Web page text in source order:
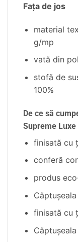
Faţa de jos
material
g/mp
vată din
stofă de
100%
De ce să
Supreme
finisată cu
conferă
produs
finisată cu